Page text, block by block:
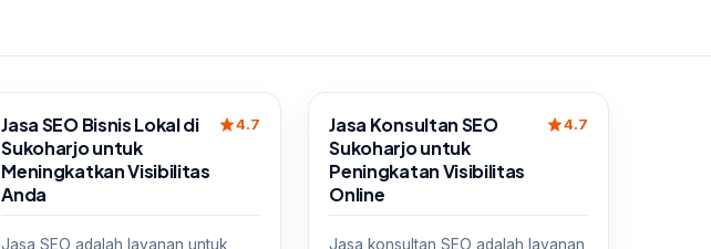
Sale
Jasa SEO Bisnis Lokal di
Sukoharjo untuk
Meningkatkan Visibilitas
Anda
star4.7
Jasa SEO adalah layanan untuk
Sale
Jasa Konsultan SEO
Sukoharjo untuk
Peningkatan Visibilitas
Online
star4.7
Jasa konsultan SEO adalah layanan